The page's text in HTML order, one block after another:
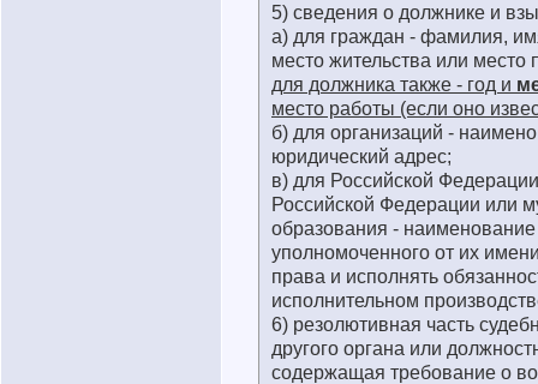
5) сведения о должнике и
а) для граждан - фамилия,
место жительства или
для должника также - год и
место работы (если оно
б) для организаций -
юридический адрес;
в) для Российской
Российской Федерации или
образования -
уполномоченного от их
права и исполнять
исполнительном
6) резолютивная часть
другого органа или
содержащая требование о